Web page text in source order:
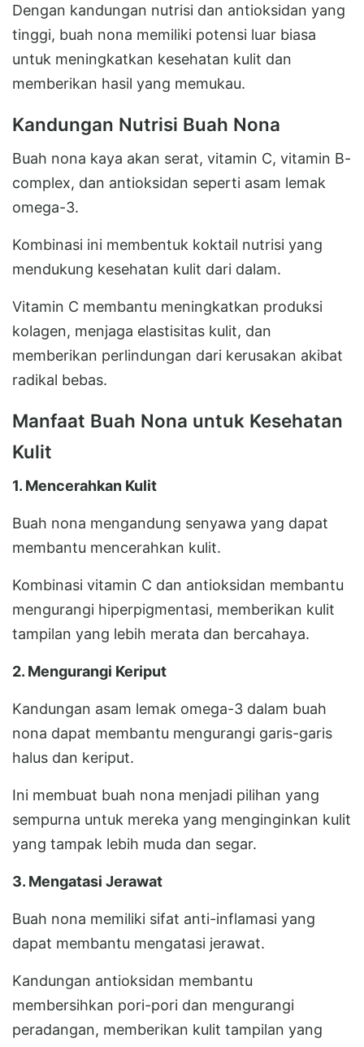
Dengan kandungan nutrisi dan antioksidan yang
tinggi, buah nona memiliki potensi luar biasa
untuk meningkatkan kesehatan kulit dan
memberikan hasil yang memukau.
Kandungan Nutrisi Buah Nona
Buah nona kaya akan serat, vitamin C, vitamin B-
complex, dan antioksidan seperti asam lemak
omega-3.
Kombinasi ini membentuk koktail nutrisi yang
mendukung kesehatan kulit dari dalam.
Vitamin C membantu meningkatkan produksi
kolagen, menjaga elastisitas kulit, dan
memberikan perlindungan dari kerusakan akibat
radikal bebas.
Manfaat Buah Nona untuk Kesehatan
Kulit
1. Mencerahkan Kulit
Buah nona mengandung senyawa yang dapat
membantu mencerahkan kulit.
Kombinasi vitamin C dan antioksidan membantu
mengurangi hiperpigmentasi, memberikan kulit
tampilan yang lebih merata dan bercahaya.
2. Mengurangi Keriput
Kandungan asam lemak omega-3 dalam buah
nona dapat membantu mengurangi garis-garis
halus dan keriput.
Ini membuat buah nona menjadi pilihan yang
sempurna untuk mereka yang menginginkan kulit
yang tampak lebih muda dan segar.
3. Mengatasi Jerawat
Buah nona memiliki sifat anti-inflamasi yang
dapat membantu mengatasi jerawat.
Kandungan antioksidan membantu
membersihkan pori-pori dan mengurangi
peradangan, memberikan kulit tampilan yang